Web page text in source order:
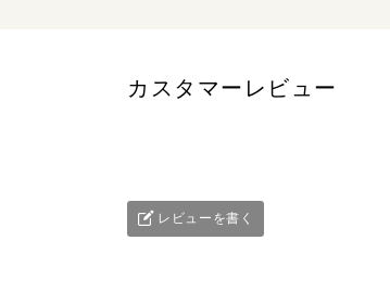
カスタマーレビュー
レビューを書く